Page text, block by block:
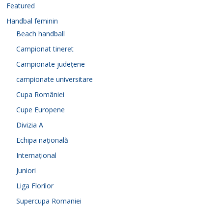
Featured
Handbal feminin
Beach handball
Campionat tineret
Campionate județene
campionate universitare
Cupa României
Cupe Europene
Divizia A
Echipa națională
Internațional
Juniori
Liga Florilor
Supercupa Romaniei